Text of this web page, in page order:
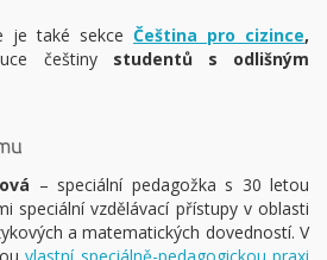
je také sekce Čeština pro cizince,
češtinystudentů s odlišným
– speciální pedagožka s 30 letou
speciální vzdělávací přístupy v oblasti
a matematických dovedností. V